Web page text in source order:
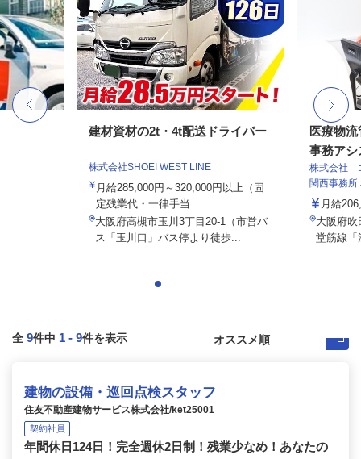
建材資材の2t・4t配送ドライバー
株式会社SHOEI WEST LINE
月給285,000円～320,000円以上（固
定残業代・一律手当...
大阪府高槻市玉川3丁目20-1（市営バ
ス「玉川口」バス停より徒歩...
医療物
事務アシ
株式会社
関西事務所
月給
大阪府吹
堂筋線「
全 9件中 1 - 9件を表示
建物の設備・巡回点検スタッフ
住友不動産建物サービス株式会社/ket25001
契約社員
年間休日124日！完全週休2日制！残業少なめ！あなたの